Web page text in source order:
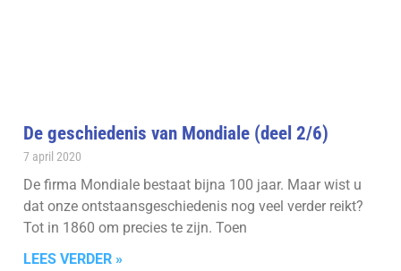
De geschiedenis van Mondiale (deel 2/6)
7 april 2020
De firma Mondiale bestaat bijna 100 jaar. Maar wist u
dat onze ontstaansgeschiedenis nog veel verder reikt?
Tot in 1860 om precies te zijn. Toen
LEES VERDER »